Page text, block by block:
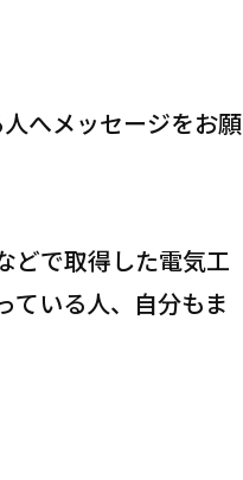
へメッセージをお願
どで取得した電気工
ている人、自分もま